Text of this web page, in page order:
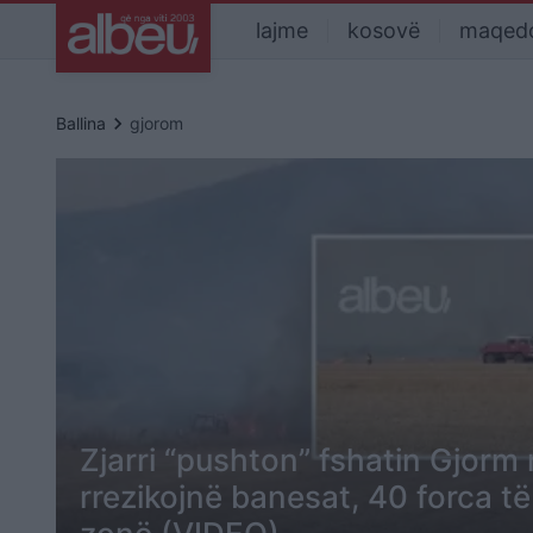
lajme kosovë
Ballina keyboard_arrow_right gjorom
Zjarri “pushton” fshatin Gjorm
rrezikojnë banesat, 40 forca